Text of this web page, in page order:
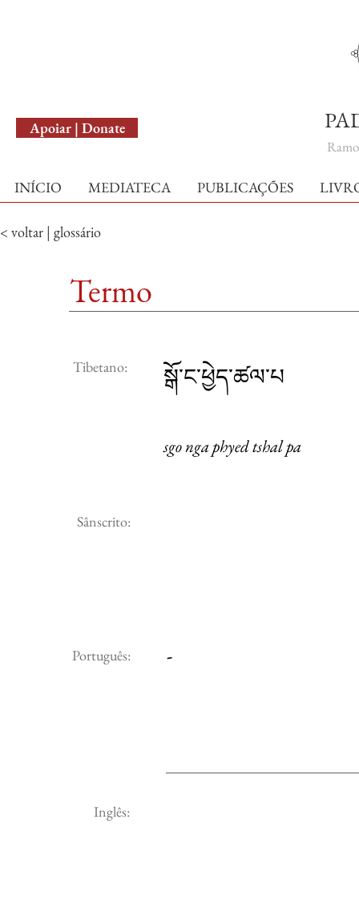
Apoiar | Donate
INÍCIO MEDIATECA PUBLICAÇÕES
< voltar | glossário
Termo
Tibetano: སྒོ་ང་ཕྱེད་ཚལ་པ
sgo nga phyed tshal pa
Sânscrito:
Português: -
Inglês: